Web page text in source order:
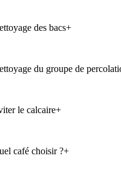
des bacs+
du groupe de
le calcaire+
café choisir ?+